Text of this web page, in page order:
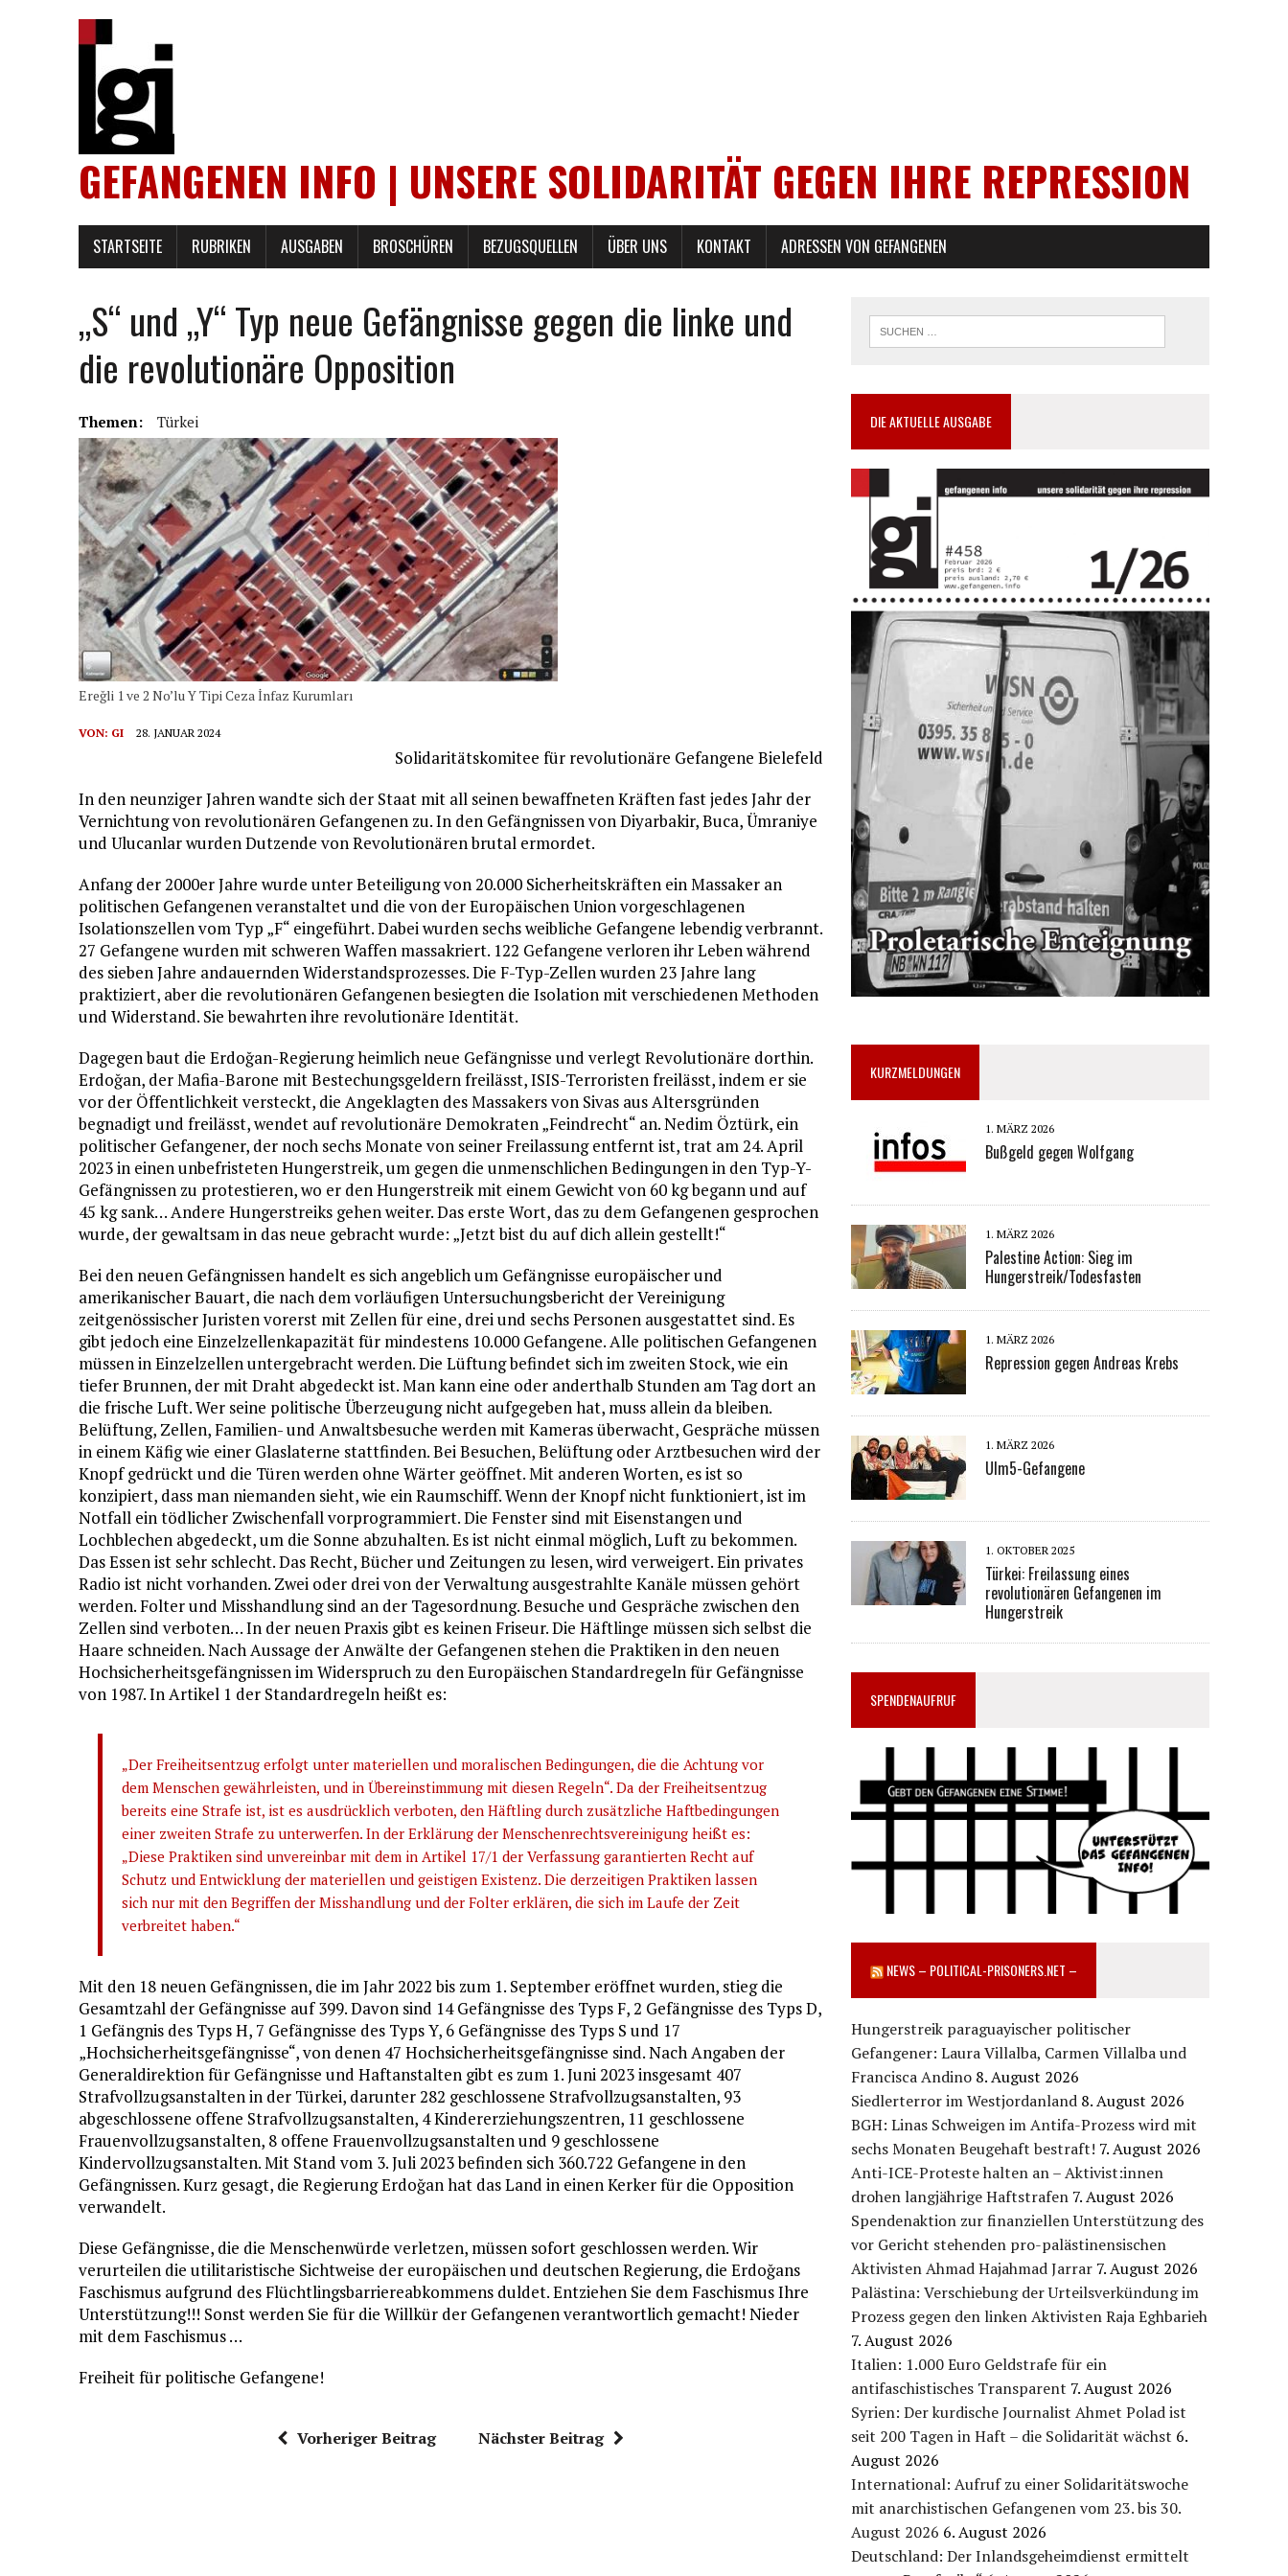
GEFANGENEN INFO | UNSERE SOLIDARITÄT GEGEN IHRE REPRESSION
STARTSEITE RUBRIKEN AUSGABEN BROSCHÜREN BEZUGSQUELLEN ÜBER UNS KONTAKT ADRESSEN VON GEFANGENEN
„S“ und „Y“ Typ neue Gefängnisse gegen die linke und
die revolutionäre Opposition
Themen: Türkei
Ereğli 1 ve 2 No’lu Y Tipi Ceza İnfaz Kurumları
VON: GI 28. JANUAR 2024
Solidaritätskomitee für revolutionäre Gefangene Bielefeld
In den neunziger Jahren wandte sich der Staat mit all seinen bewaffneten Kräften fast jedes Jahr der
Vernichtung von revolutionären Gefangenen zu. In den Gefängnissen von Diyarbakir, Buca, Ümraniye
und Ulucanlar wurden Dutzende von Revolutionären brutal ermordet.
Anfang der 2000er Jahre wurde unter Beteiligung von 20.000 Sicherheitskräften ein Massaker an
politischen Gefangenen veranstaltet und die von der Europäischen Union vorgeschlagenen
Isolationszellen vom Typ „F“ eingeführt. Dabei wurden sechs weibliche Gefangene lebendig verbrannt.
27 Gefangene wurden mit schweren Waffen massakriert. 122 Gefangene verloren ihr Leben während
des sieben Jahre andauernden Widerstandsprozesses. Die F-Typ-Zellen wurden 23 Jahre lang
praktiziert, aber die revolutionären Gefangenen besiegten die Isolation mit verschiedenen Methoden
und Widerstand. Sie bewahrten ihre revolutionäre Identität.
Dagegen baut die Erdoğan-Regierung heimlich neue Gefängnisse und verlegt Revolutionäre dorthin.
Erdoğan, der Mafia-Barone mit Bestechungsgeldern freilässt, ISIS-Terroristen freilässt, indem er sie
vor der Öffentlichkeit versteckt, die Angeklagten des Massakers von Sivas aus Altersgründen
begnadigt und freilässt, wendet auf revolutionäre Demokraten „Feindrecht“ an. Nedim Öztürk, ein
politischer Gefangener, der noch sechs Monate von seiner Freilassung entfernt ist, trat am 24. April
2023 in einen unbefristeten Hungerstreik, um gegen die unmenschlichen Bedingungen in den Typ-Y-
Gefängnissen zu protestieren, wo er den Hungerstreik mit einem Gewicht von 60 kg begann und auf
45 kg sank… Andere Hungerstreiks gehen weiter. Das erste Wort, das zu dem Gefangenen gesprochen
wurde, der gewaltsam in das neue gebracht wurde: „Jetzt bist du auf dich allein gestellt!“
Bei den neuen Gefängnissen handelt es sich angeblich um Gefängnisse europäischer und
amerikanischer Bauart, die nach dem vorläufigen Untersuchungsbericht der Vereinigung
zeitgenössischer Juristen vorerst mit Zellen für eine, drei und sechs Personen ausgestattet sind. Es
gibt jedoch eine Einzelzellenkapazität für mindestens 10.000 Gefangene. Alle politischen Gefangenen
müssen in Einzelzellen untergebracht werden. Die Lüftung befindet sich im zweiten Stock, wie ein
tiefer Brunnen, der mit Draht abgedeckt ist. Man kann eine oder anderthalb Stunden am Tag dort an
die frische Luft. Wer seine politische Überzeugung nicht aufgegeben hat, muss allein da bleiben.
Belüftung, Zellen, Familien- und Anwaltsbesuche werden mit Kameras überwacht, Gespräche müssen
in einem Käfig wie einer Glaslaterne stattfinden. Bei Besuchen, Belüftung oder Arztbesuchen wird der
Knopf gedrückt und die Türen werden ohne Wärter geöffnet. Mit anderen Worten, es ist so
konzipiert, dass man niemanden sieht, wie ein Raumschiff. Wenn der Knopf nicht funktioniert, ist im
Notfall ein tödlicher Zwischenfall vorprogrammiert. Die Fenster sind mit Eisenstangen und
Lochblechen abgedeckt, um die Sonne abzuhalten. Es ist nicht einmal möglich, Luft zu bekommen.
Das Essen ist sehr schlecht. Das Recht, Bücher und Zeitungen zu lesen, wird verweigert. Ein privates
Radio ist nicht vorhanden. Zwei oder drei von der Verwaltung ausgestrahlte Kanäle müssen gehört
werden. Folter und Misshandlung sind an der Tagesordnung. Besuche und Gespräche zwischen den
Zellen sind verboten… In der neuen Praxis gibt es keinen Friseur. Die Häftlinge müssen sich selbst die
Haare schneiden. Nach Aussage der Anwälte der Gefangenen stehen die Praktiken in den neuen
Hochsicherheitsgefängnissen im Widerspruch zu den Europäischen Standardregeln für Gefängnisse
von 1987. In Artikel 1 der Standardregeln heißt es:
„Der Freiheitsentzug erfolgt unter materiellen und moralischen Bedingungen, die die Achtung vor
dem Menschen gewährleisten, und in Übereinstimmung mit diesen Regeln“. Da der Freiheitsentzug
bereits eine Strafe ist, ist es ausdrücklich verboten, den Häftling durch zusätzliche Haftbedingungen
einer zweiten Strafe zu unterwerfen. In der Erklärung der Menschenrechtsvereinigung heißt es:
„Diese Praktiken sind unvereinbar mit dem in Artikel 17/1 der Verfassung garantierten Recht auf
Schutz und Entwicklung der materiellen und geistigen Existenz. Die derzeitigen Praktiken lassen
sich nur mit den Begriffen der Misshandlung und der Folter erklären, die sich im Laufe der Zeit
verbreitet haben.“
Mit den 18 neuen Gefängnissen, die im Jahr 2022 bis zum 1. September eröffnet wurden, stieg die
Gesamtzahl der Gefängnisse auf 399. Davon sind 14 Gefängnisse des Typs F, 2 Gefängnisse des Typs D,
1 Gefängnis des Typs H, 7 Gefängnisse des Typs Y, 6 Gefängnisse des Typs S und 17
„Hochsicherheitsgefängnisse“, von denen 47 Hochsicherheitsgefängnisse sind. Nach Angaben der
Generaldirektion für Gefängnisse und Haftanstalten gibt es zum 1. Juni 2023 insgesamt 407
Strafvollzugsanstalten in der Türkei, darunter 282 geschlossene Strafvollzugsanstalten, 93
abgeschlossene offene Strafvollzugsanstalten, 4 Kindererziehungszentren, 11 geschlossene
Frauenvollzugsanstalten, 8 offene Frauenvollzugsanstalten und 9 geschlossene
Kindervollzugsanstalten. Mit Stand vom 3. Juli 2023 befinden sich 360.722 Gefangene in den
Gefängnissen. Kurz gesagt, die Regierung Erdoğan hat das Land in einen Kerker für die Opposition
verwandelt.
Diese Gefängnisse, die die Menschenwürde verletzen, müssen sofort geschlossen werden. Wir
verurteilen die utilitaristische Sichtweise der europäischen und deutschen Regierung, die Erdoğans
Faschismus aufgrund des Flüchtlingsbarriereabkommens duldet. Entziehen Sie dem Faschismus Ihre
Unterstützung!!! Sonst werden Sie für die Willkür der Gefangenen verantwortlich gemacht! Nieder
mit dem Faschismus …
Freiheit für politische Gefangene!
Vorheriger Beitrag Nächster Beitrag
DIE AKTUELLE AUSGABE
KURZMELDUNGEN
1. MÄRZ 2026
Bußgeld gegen Wolfgang
1. MÄRZ 2026
Palestine Action: Sieg im
Hungerstreik/Todesfasten
1. MÄRZ 2026
Repression gegen Andreas Krebs
1. MÄRZ 2026
Ulm5-Gefangene
1. OKTOBER 2025
Türkei: Freilassung eines
revolutionären Gefangenen im
Hungerstreik
SPENDENAUFRUF
NEWS – POLITICAL-PRISONERS.NET –
Hungerstreik paraguayischer politischer
Gefangener: Laura Villalba, Carmen Villalba und
Francisca Andino 8. August 2026
Siedlerterror im Westjordanland 8. August 2026
BGH: Linas Schweigen im Antifa-Prozess wird mit
sechs Monaten Beugehaft bestraft! 7. August 2026
Anti-ICE-Proteste halten an – Aktivist:innen
drohen langjährige Haftstrafen 7. August 2026
Spendenaktion zur finanziellen Unterstützung des
vor Gericht stehenden pro-palästinensischen
Aktivisten Ahmad Hajahmad Jarrar 7. August 2026
Palästina: Verschiebung der Urteilsverkündung im
Prozess gegen den linken Aktivisten Raja Eghbarieh
7. August 2026
Italien: 1.000 Euro Geldstrafe für ein
antifaschistisches Transparent 7. August 2026
Syrien: Der kurdische Journalist Ahmet Polad ist
seit 200 Tagen in Haft – die Solidarität wächst 6.
August 2026
International: Aufruf zu einer Solidaritätswoche
mit anarchistischen Gefangenen vom 23. bis 30.
August 2026 6. August 2026
Deutschland: Der Inlandsgeheimdienst ermittelt